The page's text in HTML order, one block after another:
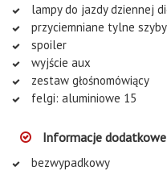
lampy do jazdy dziennej
przyciemniane tylne szyby
spoiler
wyjście aux
zestaw głośnomówiący
felgi: aluminiowe 15
Informacje dodatkowe
bezwypadkowy